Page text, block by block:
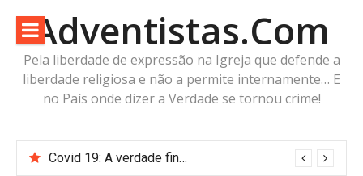
para
conteúdo
Adventistas.Com
Pela liberdade de expressão na Igreja que defende a
liberdade religiosa e não a permite internamente… E
no País onde dizer a Verdade se tornou crime!
Covid 19: A verdade finalmente revelada mostrou que Michelson Borges e a Associação Geral estavam errados